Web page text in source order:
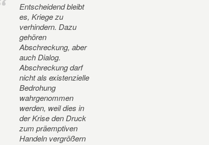
Entscheidend bleibt
es, Kriege zu
verhindern. Dazu
gehören
Abschreckung, aber
auch Dialog.
Abschreckung darf
nicht als existenzielle
Bedrohung
wahrgenommen
werden, weil dies in
der Krise den Druck
zum präemptiven
Handeln vergrößern